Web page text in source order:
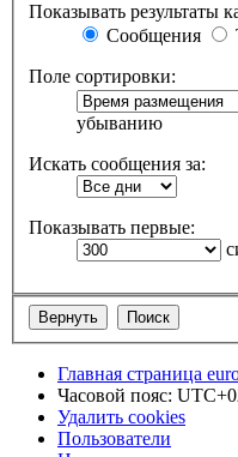
Показывать результаты
Сообщения
Поле сортировки:
убыванию
Искать сообщения за:
Показывать первые:
Главная страница
Часовой пояс:
Удалить cookies
Пользователи